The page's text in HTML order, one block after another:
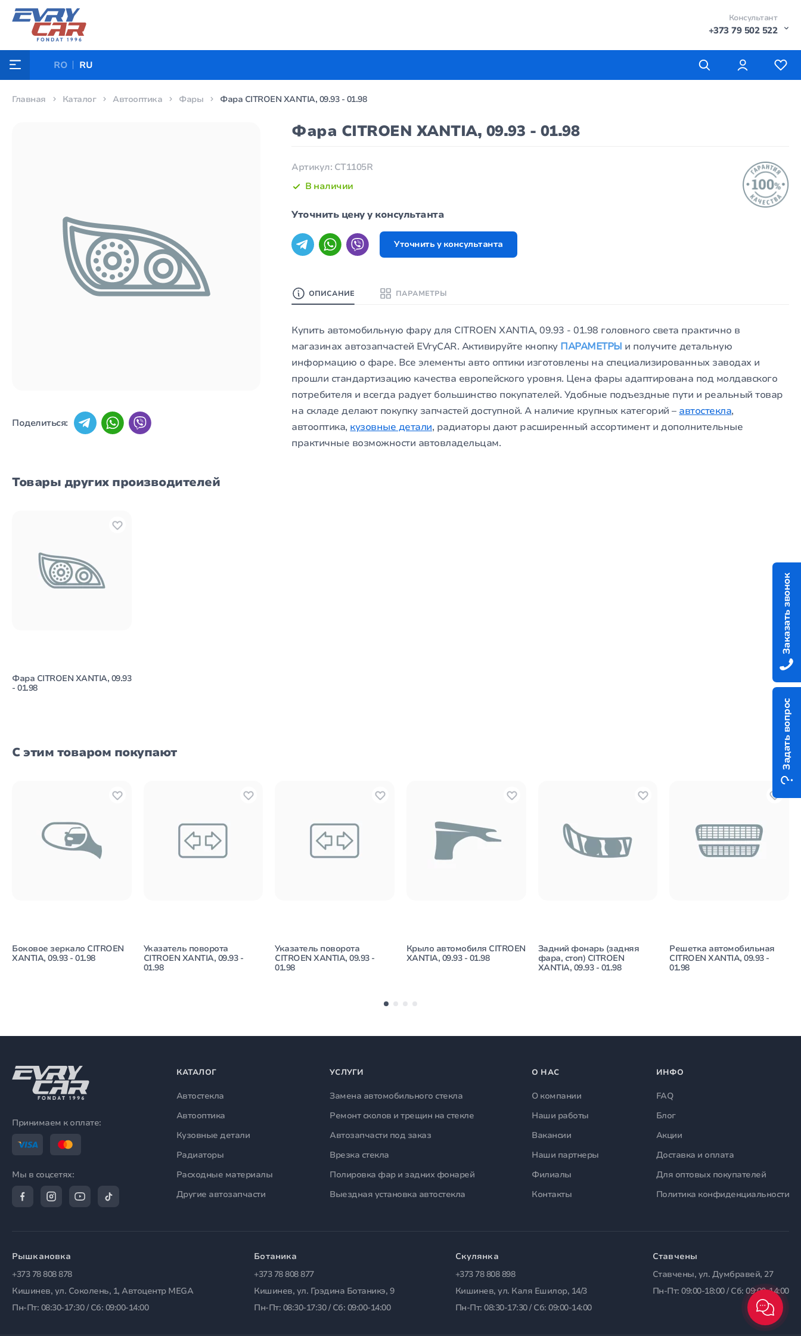
Консультант
+373 79 502 522
RO RU
Главная Каталог Автооптика Фары Фара CITROEN XANTIA, 09.93 - 01.98
Поделиться:
Фара CITROEN XANTIA, 09.93 - 01.98
Артикул: CT1105R
В наличии
Уточнить цену у консультанта
Уточнить у консультанта
ОПИСАНИЕ ПАРАМЕТРЫ
Купить автомобильную фару для CITROEN XANTIA, 09.93 - 01.98 головного света практично в
магазинах автозапчастей EVryCAR. Активируйте кнопку ПАРАМЕТРЫ и получите детальную
информацию о фаре. Все элементы авто оптики изготовлены на специализированных заводах и
прошли стандартизацию качества европейского уровня. Цена фары адаптирована под молдавского
потребителя и всегда радует большинство покупателей. Удобные подъездные пути и реальный товар
на складе делают покупку запчастей доступной. А наличие крупных категорий – автостекла,
автооптика, кузовные детали, радиаторы дают расширенный ассортимент и дополнительные
практичные возможности автовладельцам.
Товары других производителей
Фара CITROEN XANTIA, 09.93
- 01.98
С этим товаром покупают
Боковое зеркало CITROEN
XANTIA, 09.93 - 01.98
Указатель поворота
CITROEN XANTIA, 09.93 -
01.98
Указатель поворота
CITROEN XANTIA, 09.93 -
01.98
Крыло автомобиля CITROEN
XANTIA, 09.93 - 01.98
Задний фонарь (задняя
фара, стоп) CITROEN
XANTIA, 09.93 - 01.98
Решетка автомобильная
CITROEN XANTIA, 09.93 -
01.98
Задать вопрос
Заказать звонок
Принимаем к оплате:
Мы в соцсетях:
КАТАЛОГ
Автостекла
Автооптика
Кузовные детали
Радиаторы
Расходные материалы
Другие автозапчасти
УСЛУГИ
Замена автомобильного стекла
Ремонт сколов и трещин на стекле
Автозапчасти под заказ
Врезка стекла
Полировка фар и задних фонарей
Выездная установка автостекла
О НАС
О компании
Наши работы
Вакансии
Наши партнеры
Филиалы
Контакты
ИНФО
FAQ
Блог
Акции
Доставка и оплата
Для оптовых покупателей
Политика конфиденциальности
Рышкановка
+373 78 808 878
Кишинев, ул. Соколень, 1, Автоцентр MEGA
Пн-Пт: 08:30-17:30 / Сб: 09:00-14:00
Ботаника
+373 78 808 877
Кишинев, ул. Грэдина Ботаникэ, 9
Пн-Пт: 08:30-17:30 / Сб: 09:00-14:00
Скулянка
+373 78 808 898
Кишинев, ул. Каля Ешилор, 14/3
Пн-Пт: 08:30-17:30 / Сб: 09:00-14:00
Ставчены
Ставчены, ул. Думбравей, 27
Пн-Пт: 09:00-18:00 / Сб: 09:00-14:00